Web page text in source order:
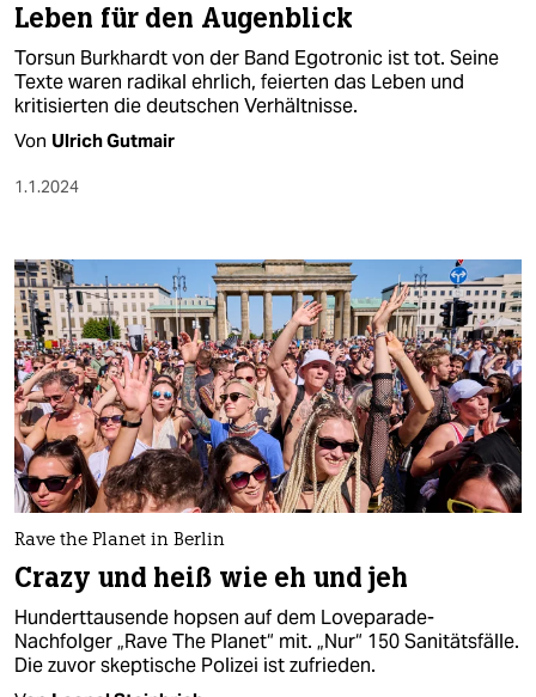
Leben für den Augenblick
Torsun Burkhardt von der Band Egotronic ist tot. Seine
Texte waren radikal ehrlich, feierten das Leben und
kritisierten die deutschen Verhältnisse.
Von Ulrich Gutmair
1.1.2024
Rave the Planet in Berlin
Crazy und heiß wie eh und jeh
Hunderttausende hopsen auf dem Loveparade-
Nachfolger „Rave The Planet“ mit. „Nur“ 150 Sanitätsfälle.
Die zuvor skeptische Polizei ist zufrieden.